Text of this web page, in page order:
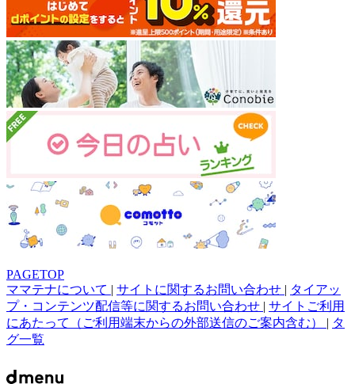
PAGETOP
ママテナについて | サイトに関するお問い合わせ | タイアッ
プ・コンテンツ配信等に関するお問い合わせ | サイトご利用
にあたって（ご利用端末からの外部送信のご案内含む） | タ
グ一覧